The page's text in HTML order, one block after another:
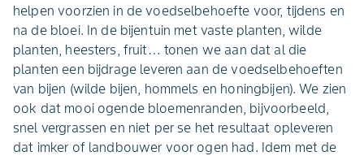
helpen voorzien in de voedselbehoefte voor, tijdens en
na de bloei. In de bijentuin met vaste planten, wilde
planten, heesters, fruit… tonen we aan dat al die
planten een bijdrage leveren aan de voedselbehoeften
van bijen (wilde bijen, hommels en honingbijen). We zien
ook dat mooi ogende bloemenranden, bijvoorbeeld,
snel vergrassen en niet per se het resultaat opleveren
dat imker of landbouwer voor ogen had. Idem met de